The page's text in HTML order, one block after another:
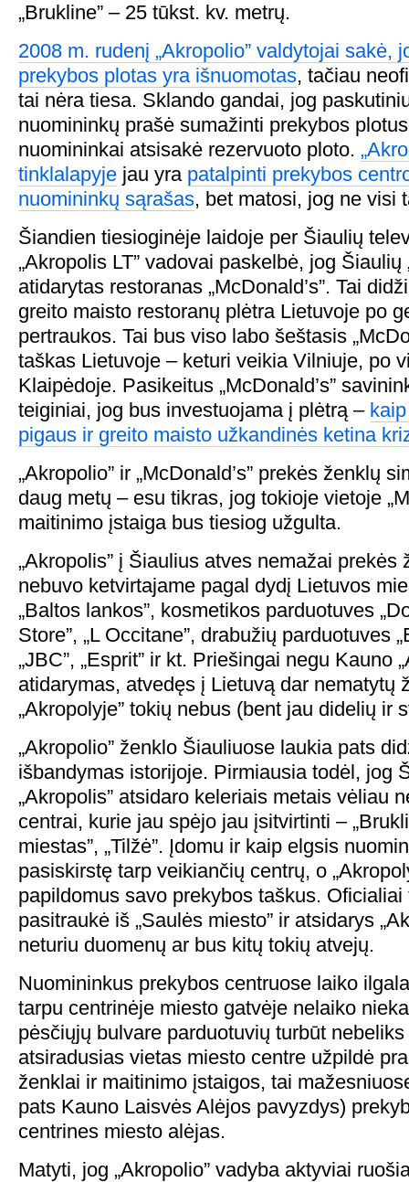
„Brukline” – 25 tūkst. kv. metrų.
2008 m. rudenį „Akropolio” valdytojai sakė,
prekybos plotas yra išnuomotas, tačiau
tai nėra tiesa. Sklando gandai, jog
nuomininkų prašė sumažinti prekybos
nuomininkai atsisakė rezervuoto ploto.
tinklalapyje jau yra patalpinti prekybos
nuomininkų sąrašas, bet matosi, jog ne visi
Šiandien tiesioginėje laidoje per Šiaulių
„Akropolis LT” vadovai paskelbė, jog Šiaulių
atidarytas restoranas „McDonald’s”. Tai
greito maisto restoranų plėtra Lietuvoje po
pertraukos. Tai bus viso labo šeštasis
taškas Lietuvoje – keturi veikia Vilniuje, po
Klaipėdoje. Pasikeitus „McDonald’s”
teiginiai, jog bus investuojama į plėtrą –
pigaus ir greito maisto užkandinės ketina
„Akropolio” ir „McDonald’s” prekės ženklų
daug metų – esu tikras, jog tokioje vietoje
maitinimo įstaiga bus tiesiog užgulta.
„Akropolis” į Šiaulius atves nemažai prekės
nebuvo ketvirtajame pagal dydį Lietuvos
„Baltos lankos”, kosmetikos parduotuves
Store”, „L Occitane”, drabužių parduotuves
„JBC”, „Esprit” ir kt. Priešingai negu Kauno
atidarymas, atvedęs į Lietuvą dar nematytų
„Akropolyje” tokių nebus (bent jau didelių ir
„Akropolio” ženklo Šiauliuose laukia pats
išbandymas istorijoje. Pirmiausia todėl, jog
„Akropolis” atsidaro keleriais metais vėliau
centrai, kurie jau spėjo jau įsitvirtinti –
miestas”, „Tilžė”. Įdomu ir kaip elgsis
pasiskirstę tarp veikiančių centrų, o
papildomus savo prekybos taškus. Oficialiai
pasitraukė iš „Saulės miesto” ir atsidarys
neturiu duomenų ar bus kitų tokių atvejų.
Nuomininkus prekybos centruose laiko
tarpu centrinėje miesto gatvėje nelaiko
pėsčiųjų bulvare parduotuvių turbūt
atsiradusias vietas miesto centre užpildė
ženklai ir maitinimo įstaigos, tai
pats Kauno Laisvės Alėjos pavyzdys)
centrines miesto alėjas.
Matyti, jog „Akropolio” vadyba aktyviai